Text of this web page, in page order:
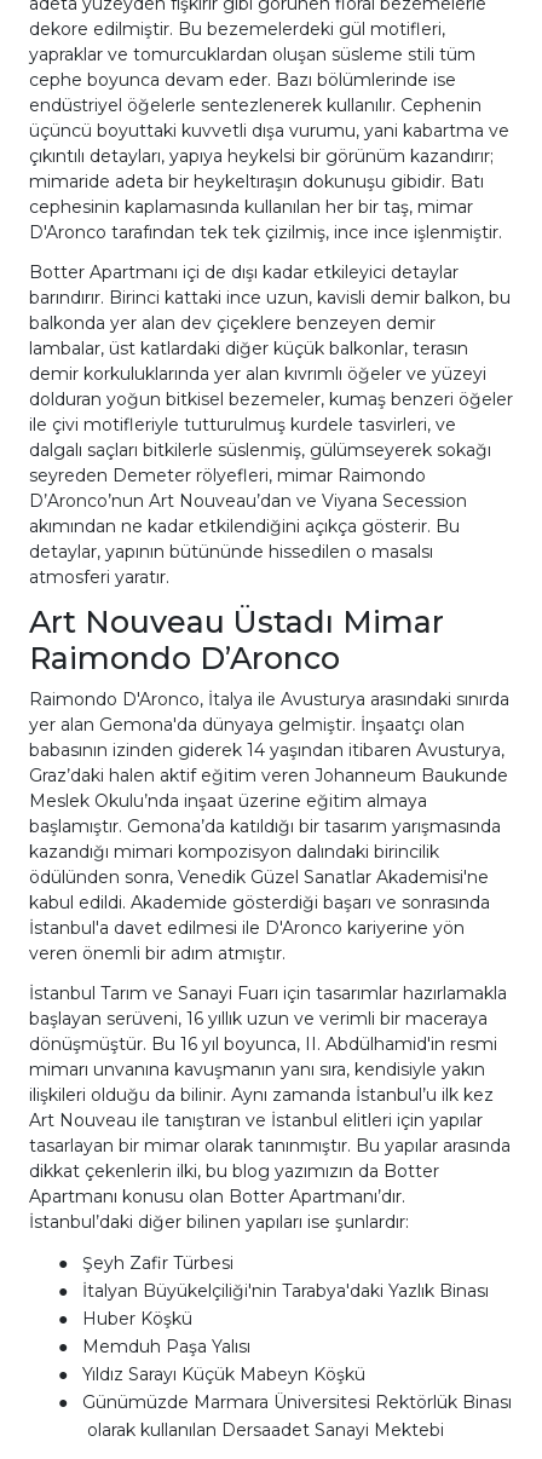
dekore edilmiştir. Bu bezemelerdeki gül motifleri,
yapraklar ve tomurcuklardan oluşan süsleme stili tüm
cephe boyunca devam eder. Bazı bölümlerinde ise
endüstriyel öğelerle sentezlenerek kullanılır. Cephenin
üçüncü boyuttaki kuvvetli dışa vurumu, yani kabartma ve
çıkıntılı detayları, yapıya heykelsi bir görünüm kazandırır;
mimaride adeta bir heykeltıraşın dokunuşu gibidir. Batı
cephesinin kaplamasında kullanılan her bir taş, mimar
D'Aronco tarafından tek tek çizilmiş, ince ince işlenmiştir.
Botter Apartmanı içi de dışı kadar etkileyici detaylar
barındırır. Birinci kattaki ince uzun, kavisli demir balkon, bu
balkonda yer alan dev çiçeklere benzeyen demir
lambalar, üst katlardaki diğer küçük balkonlar, terasın
demir korkuluklarında yer alan kıvrımlı öğeler ve yüzeyi
dolduran yoğun bitkisel bezemeler, kumaş benzeri öğeler
ile çivi motifleriyle tutturulmuş kurdele tasvirleri, ve
dalgalı saçları bitkilerle süslenmiş, gülümseyerek sokağı
seyreden Demeter rölyefleri, mimar Raimondo
D’Aronco’nun Art Nouveau’dan ve Viyana Secession
akımından ne kadar etkilendiğini açıkça gösterir. Bu
detaylar, yapının bütününde hissedilen o masalsı
atmosferi yaratır.
Art Nouveau Üstadı Mimar
Raimondo D’Aronco
Raimondo D'Aronco, İtalya ile Avusturya arasındaki sınırda
yer alan Gemona'da dünyaya gelmiştir. İnşaatçı olan
babasının izinden giderek 14 yaşından itibaren Avusturya,
Graz’daki halen aktif eğitim veren Johanneum Baukunde
Meslek Okulu’nda inşaat üzerine eğitim almaya
başlamıştır. Gemona’da katıldığı bir tasarım yarışmasında
kazandığı mimari kompozisyon dalındaki birincilik
ödülünden sonra, Venedik Güzel Sanatlar Akademisi'ne
kabul edildi. Akademide gösterdiği başarı ve sonrasında
İstanbul'a davet edilmesi ile D'Aronco kariyerine yön
veren önemli bir adım atmıştır.
İstanbul Tarım ve Sanayi Fuarı için tasarımlar hazırlamakla
başlayan serüveni, 16 yıllık uzun ve verimli bir maceraya
dönüşmüştür. Bu 16 yıl boyunca, II. Abdülhamid'in resmi
mimarı unvanına kavuşmanın yanı sıra, kendisiyle yakın
ilişkileri olduğu da bilinir. Aynı zamanda İstanbul’u ilk kez
Art Nouveau ile tanıştıran ve İstanbul elitleri için yapılar
tasarlayan bir mimar olarak tanınmıştır. Bu yapılar arasında
dikkat çekenlerin ilki, bu blog yazımızın da Botter
Apartmanı konusu olan Botter Apartmanı’dır.
İstanbul’daki diğer bilinen yapıları ise şunlardır:
●
Şeyh Zafir Türbesi
●
İtalyan Büyükelçiliği'nin Tarabya'daki Yazlık Binası
●
Huber Köşkü
●
Memduh Paşa Yalısı
●
Yıldız Sarayı Küçük Mabeyn Köşkü
●
Günümüzde Marmara Üniversitesi Rektörlük Binası
olarak kullanılan Dersaadet Sanayi Mektebi